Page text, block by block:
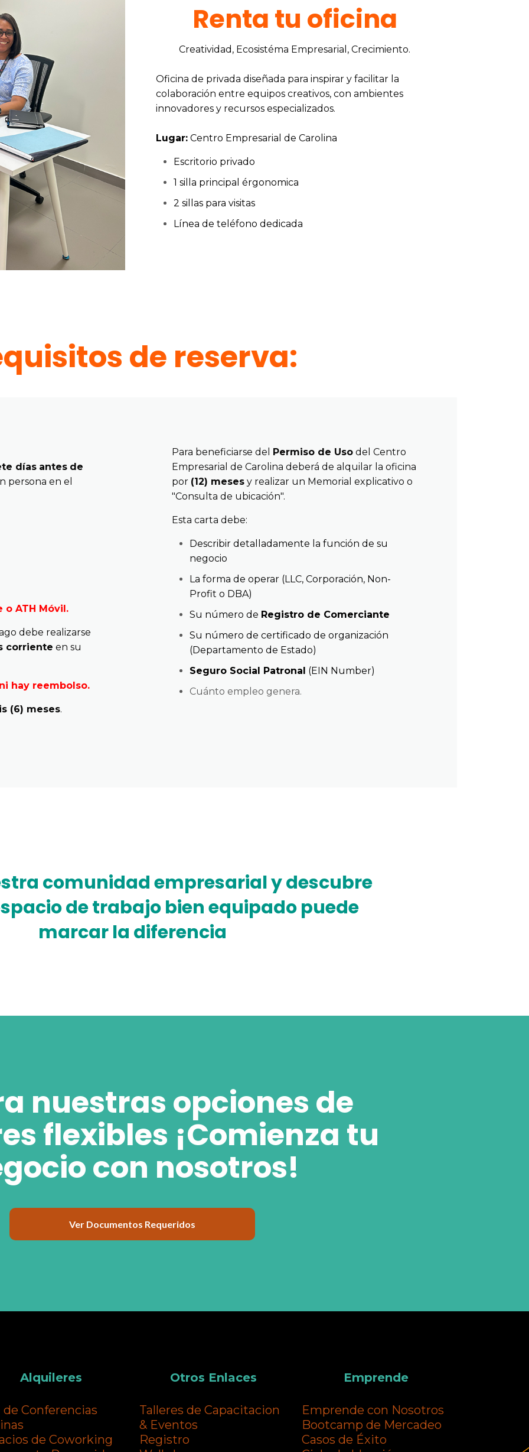
Renta tu oficina
Creatividad, Ecosistéma Empresarial, Crecimiento.
Oficina de privada diseñada para inspirar y facilitar la
colaboración entre equipos creativos, con ambientes
innovadores y recursos especializados.
Lugar:Centro Empresarial de Carolina
Escritorio privado
1 silla principal érgonomica
2 sillas para visitas
Línea de teléfono dedicada
de reserva:
días antes de
persona en el
o ATH Móvil.
debe realizarse
corriente en su
hay reembolso.
(6) meses.
Para beneficiarse del Permiso de Uso del Centro
Empresarial de Carolina deberá de alquilar la oficina
por (12) meses y realizar un Memorial explicativo o
"Consulta de ubicación".
Esta carta debe:
Describir detalladamente l a función de su
negocio
La forma de operar (LLC, Corporación, Non-
Profit o DBA)
Su número de Registro de Comerciante
Su número de certificado de organización
(Departamento de Estado)
Seguro Social Patronal (EIN Number)
Cuánto empleo genera.
comunidad empresarial y descubre
de trabajo bien equipado puede
marcar la diferencia
nuestras opciones de
flexibles ¡Comienza tu
con nosotros!
Ver Documentos Requeridos
Alquileres
de Conferencias
de Coworking
Otros Enlaces
Talleres de Capacitacion
& Eventos
Registro
Emprende
Emprende con Nosotros
Bootcamp de Mercadeo
Casos de Éxito